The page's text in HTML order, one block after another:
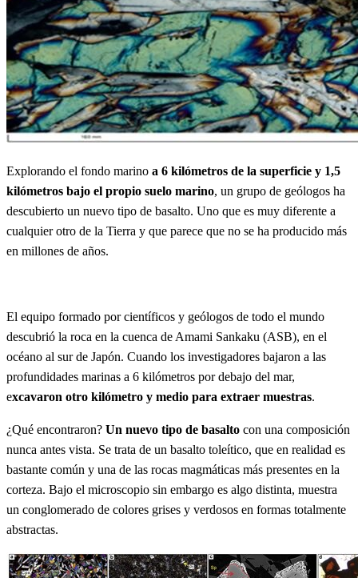
Explorando el fondo marino a 6 kilómetros de la superficie y 1,5
kilómetros bajo el propio suelo marino, un grupo de geólogos ha
descubierto un nuevo tipo de basalto. Uno que es muy diferente a
cualquier otro de la Tierra y que parece que no se ha producido más
en millones de años.
El equipo formado por científicos y geólogos de todo el mundo
descubrió la roca en la cuenca de Amami Sankaku (ASB), en el
océano al sur de Japón. Cuando los investigadores bajaron a las
profundidades marinas a 6 kilómetros por debajo del mar,
excavaron otro kilómetro y medio para extraer muestras.
¿Qué encontraron? Un nuevo tipo de basalto con una composición
nunca antes vista. Se trata de un basalto toleítico, que en realidad es
bastante común y una de las rocas magmáticas más presentes en la
corteza. Bajo el microscopio sin embargo es algo distinta, muestra
un conglomerado de colores grises y verdosos en formas totalmente
abstractas.